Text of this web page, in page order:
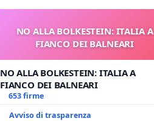
NO ALLA BOLKESTEIN: ITALIA A
FIANCO DEI BALNEARI
NO ALLA BOLKESTEIN: ITALIA A
FIANCO DEI BALNEARI
653 firme
Avviso di trasparenza